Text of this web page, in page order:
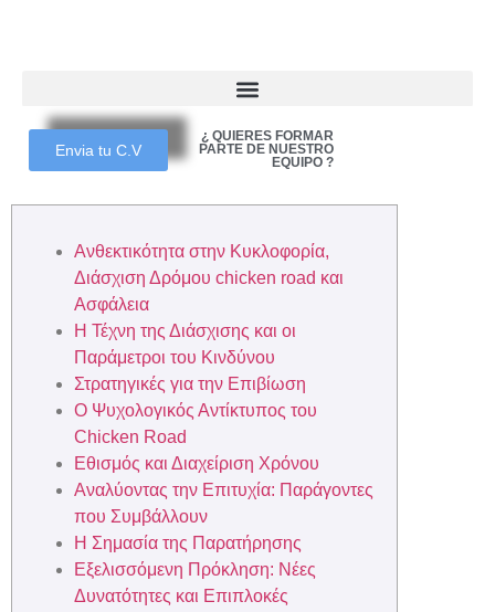
Envia tu C.V
¿ QUIERES FORMAR
PARTE DE NUESTRO
EQUIPO ?
Ανθεκτικότητα στην Κυκλοφορία,
Διάσχιση Δρόμου chicken road και
Ασφάλεια
Η Τέχνη της Διάσχισης και οι
Παράμετροι του Κινδύνου
Στρατηγικές για την Επιβίωση
Ο Ψυχολογικός Αντίκτυπος του
Chicken Road
Εθισμός και Διαχείριση Χρόνου
Αναλύοντας την Επιτυχία: Παράγοντες
που Συμβάλλουν
Η Σημασία της Παρατήρησης
Εξελισσόμενη Πρόκληση: Νέες
Δυνατότητες και Επιπλοκές